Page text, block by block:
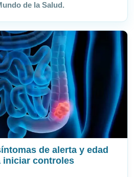
de la Salud.
de alerta y edad
iniciar controles